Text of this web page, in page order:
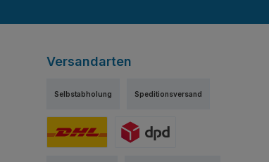
Versandarten
Speditionsversand
Selbstabholung